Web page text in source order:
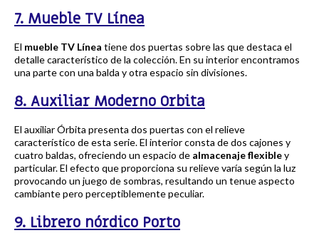
7. Mueble TV Línea
El mueble TV Línea tiene dos puertas sobre las que destaca el
detalle característico de la colección. En su interior encontramos
una parte con una balda y otra espacio sin divisiones.
8. Auxiliar Moderno Orbita
El auxiliar Órbita presenta dos puertas con el relieve
característico de esta serie. El interior consta de dos cajones y
cuatro baldas, ofreciendo un espacio de almacenaje flexibley
particular. El efecto que proporciona su relieve varía según la luz
provocando un juego de sombras, resultando un tenue aspecto
cambiante pero perceptiblemente peculiar.
9. Librero nórdico Porto